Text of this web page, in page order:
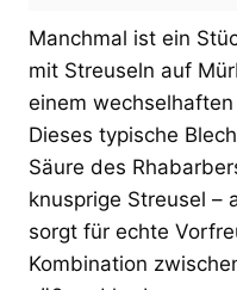
Manchmal ist ein
mit Streuseln auf
einem
Dieses typische
Säure des
knusprige Streusel –
sorgt für echte
Kombination